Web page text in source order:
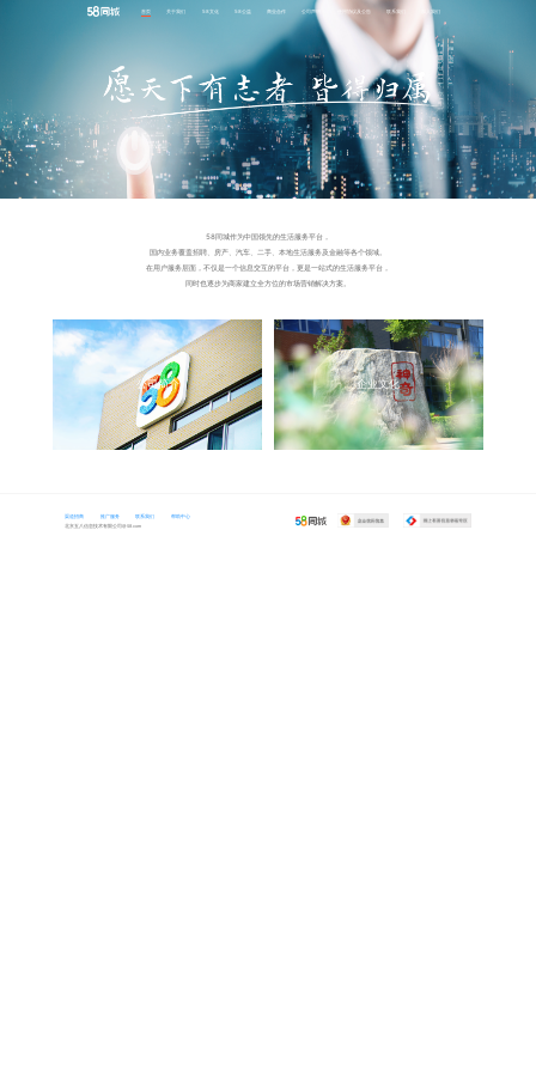
首页 关于我们 58文化 58公益 商业合作 公司声明 使用协议及公告 联系我们 加入我们
58同城作为中国领先的生活服务平台，
国内业务覆盖招聘、房产、汽车、二手、本地生活服务及金融等各个领域。
在用户服务层面，不仅是一个信息交互的平台，更是一站式的生活服务平台，
同时也逐步为商家建立全方位的市场营销解决方案。
公司简介 企业文化
渠道招商 推广服务 联系我们
帮助中心
北京五八信息技术有限公司@ 58.com